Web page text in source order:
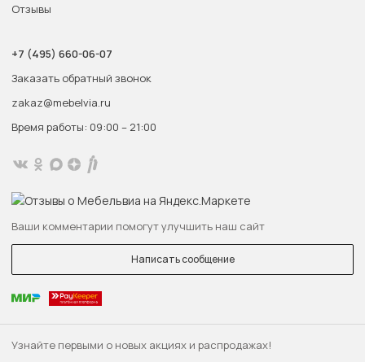
Узнайте первыми о новых акциях и распродажах!
Отзывы
+7 (495) 660-06-07
Заказать обратный звонок
zakaz@mebelvia.ru
Время работы: 09:00 – 21:00
Ваши комментарии помогут улучшить наш сайт
Написать сообщение